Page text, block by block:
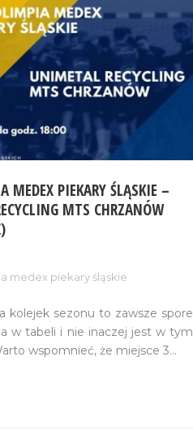
MEDEX PIEKARY ŚLĄSKIE –
MTS CHRZANÓW
medex piekary śląskie
kolejek sezonu to zawsze spore
w tabeli i nie inaczej jest w tym
wspomnieć, że miejsce 3...